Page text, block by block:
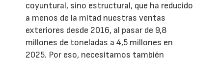
coyuntural, sino estructural, que ha reducido
a menos de la mitad nuestras ventas
exteriores desde 2016, al pasar de 9,8
millones de toneladas a 4,5 millones en
2025. Por eso, necesitamos también